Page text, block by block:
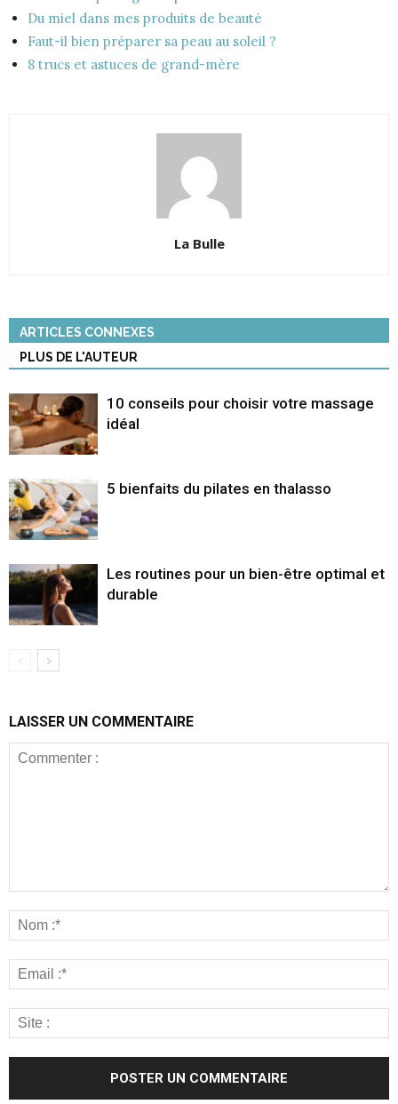
Du miel dans mes produits de beauté
Faut-il bien préparer sa peau au soleil ?
8 trucs et astuces de grand-mère
La Bulle
ARTICLES CONNEXES
PLUS DE L'AUTEUR
10 conseils pour choisir votre massage
idéal
5 bienfaits du pilates en thalasso
Les routines pour un bien-être optimal et
durable
LAISSER UN COMMENTAIRE